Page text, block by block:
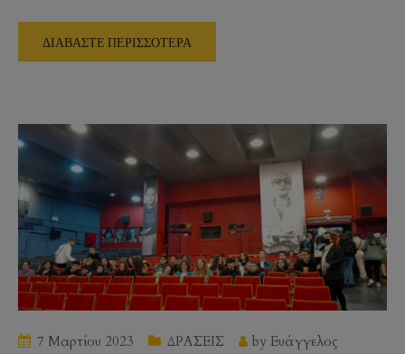
ΔΙΑΒΑΣΤΕ ΠΕΡΙΣΣΟΤΕΡΑ
7 Μαρτίου 2023 ΔΡΑΣΕΙΣ by Ευάγγελος